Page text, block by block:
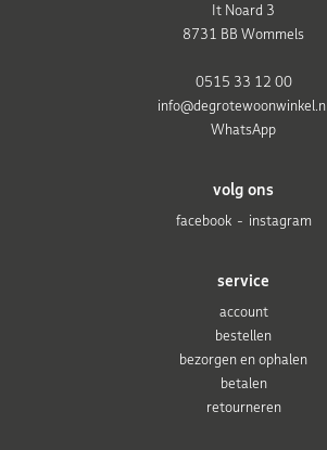
service
account
bestellen
bezorgen en ophalen
betalen
retourneren
volg ons
facebook
instagram
It Noard 3
8731 BB Wommels
0515 33 12 00
info@degrotewoonwinkel.nl
WhatsApp